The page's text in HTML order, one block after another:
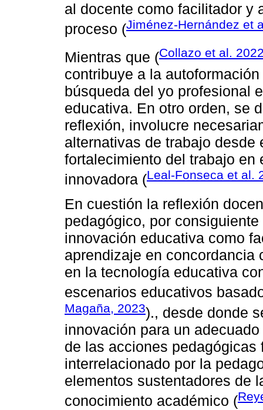
al docente como facilitador y
proceso (Jiménez-Hernández et
Mientras que (Collazo et al.
contribuye a la
búsqueda del yo profesional
educativa. En otro orden, se
reflexión, involucre
alternativas de trabajo
fortalecimiento del trabajo en
innovadora (Leal-Fonseca et al.
En cuestión la reflexión
pedagógico, por
innovación educativa como
aprendizaje en
en la tecnología educativa
escenarios educativos
Magaña, 2023)., desde donde
innovación para un
de las acciones
interrelacionado por la
elementos sustentadores de
conocimiento académico (